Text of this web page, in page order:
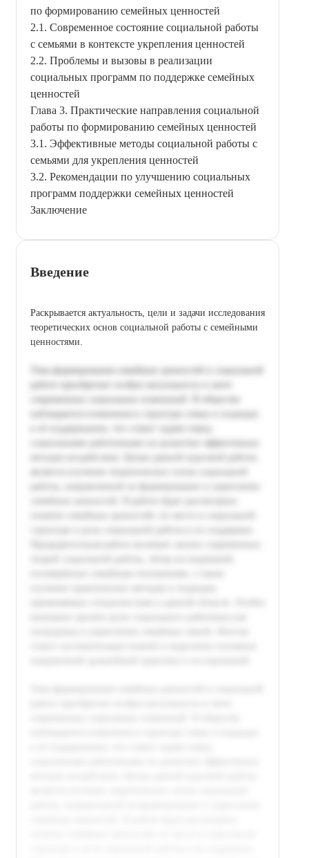
по формированию семейных ценностей
2.1. Современное состояние социальной работы
с семьями в контексте укрепления ценностей
2.2. Проблемы и вызовы в реализации
социальных программ по поддержке семейных
ценностей
Глава 3. Практические направления социальной
работы по формированию семейных ценностей
3.1. Эффективные методы социальной работы с
семьями для укрепления ценностей
3.2. Рекомендации по улучшению социальных
программ поддержки семейных ценностей
Заключение
Введение
Раскрывается актуальность, цели и задачи исследования
теоретических основ социальной работы с семейными
ценностями.